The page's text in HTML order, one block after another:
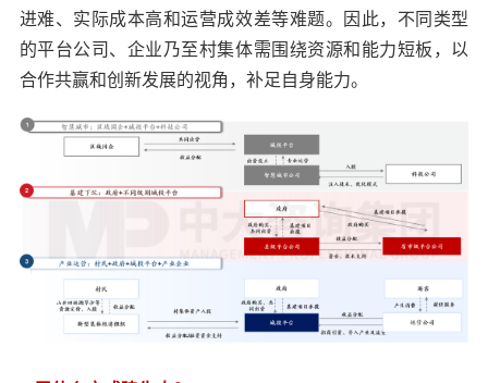
进难、实际成本高和运营成效差等难题。因此，不同类型
的平台公司、企业乃至村集体需围绕资源和能力短板，以
合作共赢和创新发展的视角，补足自身能力。